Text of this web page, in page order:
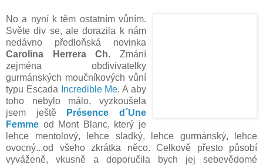
No a nyní k těm ostatním vůním.
Světe div se, ale dorazila k nám
nedávno předloňská novinka
Carolina Herrera Ch. Zmání
zejména obdivivatelky
gurmánských moučníkových vůní
typu Escada
Incredible Me. A aby
toho nebylo málo, vyzkoušela
jsem ještě
Présence d´Une
Femme od Mont Blanc, který je
lehce mentolový, lehce sladký, lehce gurmánský, lehce
ovocný...od všeho zkrátka něco. Celkově přesto působí
vyváženě, vkusně a doporučila bych jej sebevědomé